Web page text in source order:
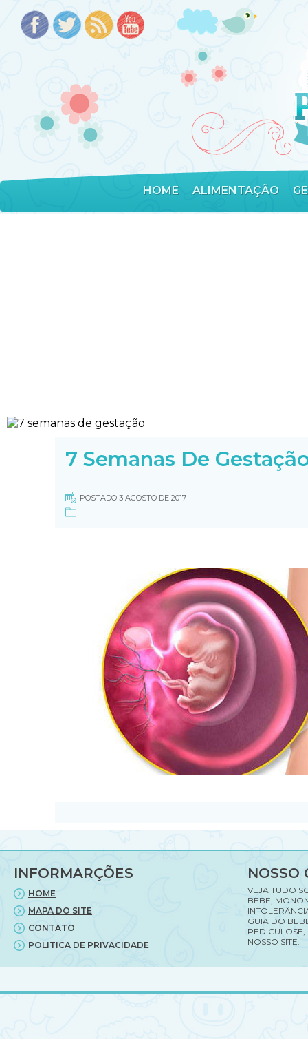
HOME ALIMENTAÇÃO
7 Semanas De
POSTADO 3 AGOSTO DE 2017
INFORMARÇÕES
HOME
MAPA DO SITE
CONTATO
POLITICA DE PRIVACIDADE
NOSSO
VEJA TUDO
BEBE,
GUIA DO
PEDICULOSE,
NOSSO SITE.